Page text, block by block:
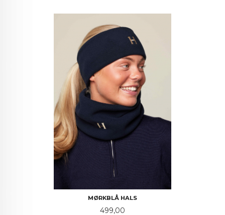
MØRKBLÅ HALS
Pris
499,00